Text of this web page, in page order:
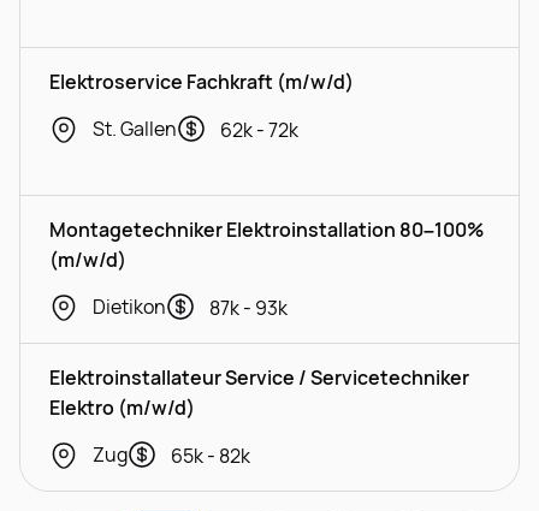
Elektroservice Fachkraft (m/w/d)
St. Gallen
62k - 72k
Montagetechniker Elektroinstallation 80–100%
(m/w/d)
Dietikon
87k - 93k
Elektroinstallateur Service / Servicetechniker
Elektro (m/w/d)
Zug
65k - 82k